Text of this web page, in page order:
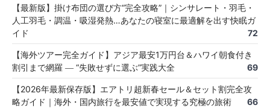
【最新版】掛け布団の選び方“完全攻略”｜シンサレート・羽毛・
人工羽毛・調温・吸湿発熱…あなたの寝室に最適解を出す快眠ガ
イド
72
【海外ツアー完全ガイド】アジア最安1万円台＆ハワイ朝食付き
割引まで網羅 ― “失敗せずに選ぶ”実践大全
69
【2026年最新保存版】エアトリ超新春セール＆セット割完全攻
略ガイド｜海外・国内旅行を最安値で実現する究極の旅術
66